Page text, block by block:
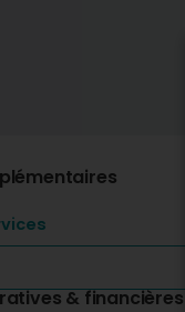
& financières